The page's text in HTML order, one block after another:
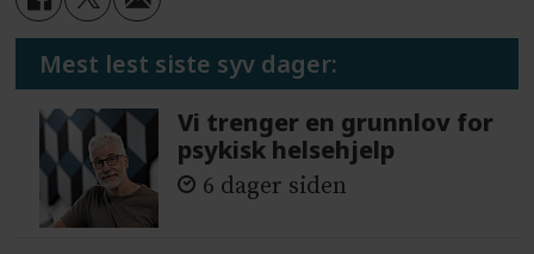
Mest lest siste syv dager:
Vi trenger en grunnlov for
psykisk helsehjelp
6 dager siden